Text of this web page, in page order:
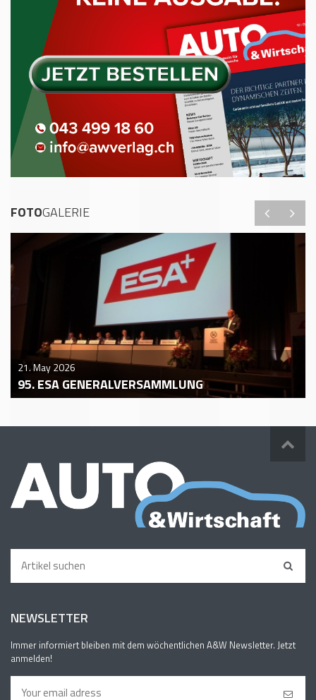
FOTOGALERIE
21. May 2026
95. ESA GENERALVERSAMMLUNG
NEWSLETTER
Immer informiert bleiben mit dem wöchentlichen A&W Newsletter. Jetzt
anmelden!